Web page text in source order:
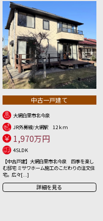
中古一戸建て
大網白里市北今泉
JR外房線/大網駅 12ｋｍ
1,970万円
4SLDK
【中古戸建】大網白里市北今泉 四季を楽し
む邸宅 ミサワホーム施工のこだわりの注文住
宅。広々[...]
詳細を見る